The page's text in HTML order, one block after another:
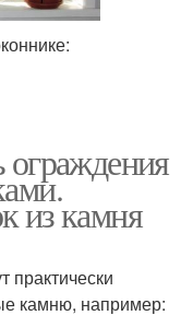
ограждения
из камня
практически
камню, например: